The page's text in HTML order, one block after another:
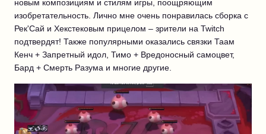
новым композициям и стилям игры, поощряющим
изобретательность. Лично мне очень понравилась сборка с
Рек'Сай и Хекстековым прицелом – зрители на Twitch
подтвердят! Также популярными оказались связки Таам
Кенч + Запретный идол, Тимо + Вредоносный самоцвет,
Бард + Смерть Разума и многие другие.